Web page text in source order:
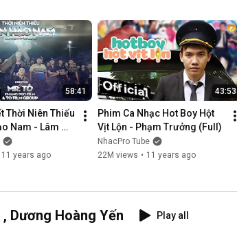
58:41
Thời Niên Thiếu
Nam - Lâm
11 years ago
43:53
Phim Ca Nhạc Hot Boy Hột
Vịt Lộn - Phạm Trưởng (Full)
NhacPro Tube
22M views • 11 years ago
Dương Hoàng Yến Play all